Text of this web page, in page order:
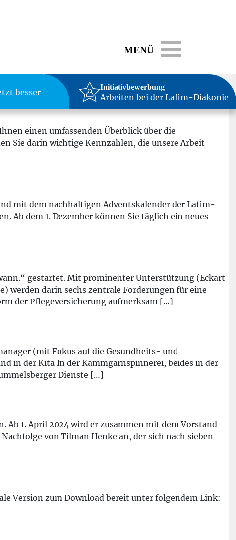
MENÜ Toggle
besser
Initiativbewerbung
Arbeiten bei der Lafim-Diakonie
einen umfassenden Überblick über die
Sie darin wichtige Kennzahlen, die unsere Arbeit
mit dem nachhaltigen Adventskalender der Lafim-
Ab dem 1. Dezember können Sie täglich ein neues
gestartet. Mit prominenter Unterstützung (Eckart
werden darin sechs zentrale Forderungen für eine
der Pflegeversicherung aufmerksam […]
(mit Fokus auf die Gesundheits- und
in der Kita In der Kammgarnspinnerei, beides in der
Dienste […]
Ab 1. April 2024 wird er zusammen mit dem Vorstand
von Tilman Henke an, der sich nach sieben
Version zum Download bereit unter folgendem Link: